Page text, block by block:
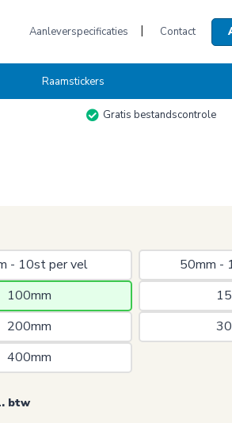
Aanleverspecificaties Contact
Raamstickers
Gratis bestandscontrole
- 10st per vel
50mm -
100mm
200mm
400mm
btw